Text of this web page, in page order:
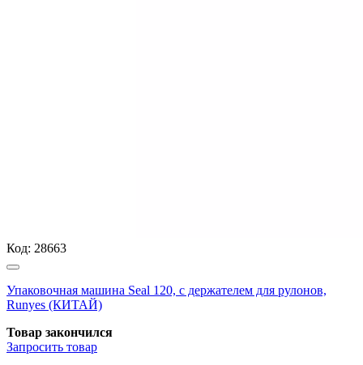
Код: 28663
Упаковочная машина Seal 120, с держателем для рулонов,
Runyes (КИТАЙ)
Товар закончился
Запросить товар